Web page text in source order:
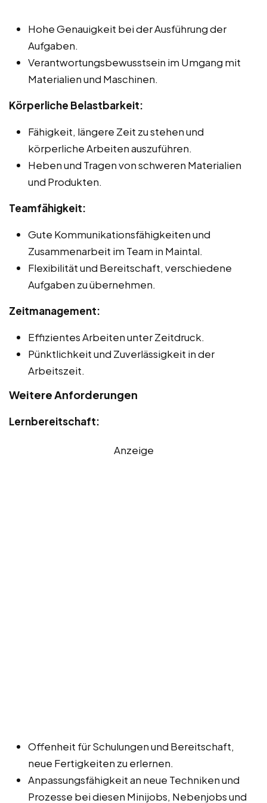
Hohe Genauigkeit bei der Ausführung der
Aufgaben.
Verantwortungsbewusstsein im Umgang mit
Materialien und Maschinen.
Körperliche Belastbarkeit:
Fähigkeit, längere Zeit zu stehen und
körperliche Arbeiten auszuführen.
Heben und Tragen von schweren Materialien
und Produkten.
Teamfähigkeit:
Gute Kommunikationsfähigkeiten und
Zusammenarbeit im Team in Maintal.
Flexibilität und Bereitschaft, verschiedene
Aufgaben zu übernehmen.
Zeitmanagement:
Effizientes Arbeiten unter Zeitdruck.
Pünktlichkeit und Zuverlässigkeit in der
Arbeitszeit.
Weitere Anforderungen
Lernbereitschaft:
Anzeige
Offenheit für Schulungen und Bereitschaft,
neue Fertigkeiten zu erlernen.
Anpassungsfähigkeit an neue Techniken und
Prozesse bei diesen Minijobs, Nebenjobs und